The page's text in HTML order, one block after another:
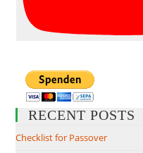
RECENT POSTS
Checklist for Passover